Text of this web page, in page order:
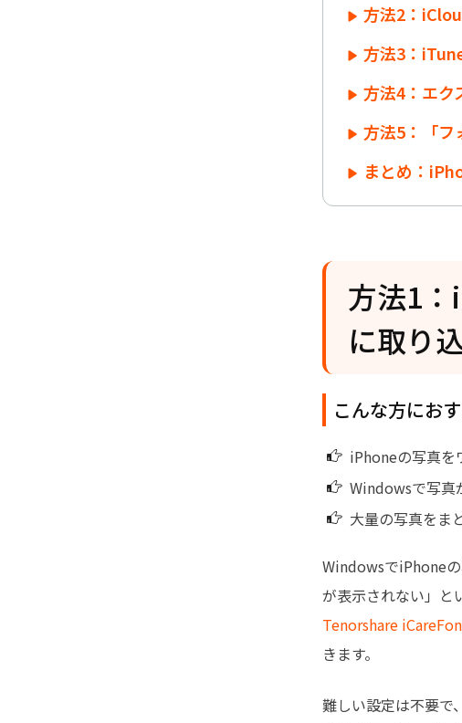
方法2：
方法3：
方法4：エク
方法5：「
まとめ：
方法1
に取り
こんな方にお
iPhoneの写真を
Windowsで写真
大量の写真をま
WindowsでiPhone
が表示されない」と
Tenorshare
きます。
難しい設定は不要で